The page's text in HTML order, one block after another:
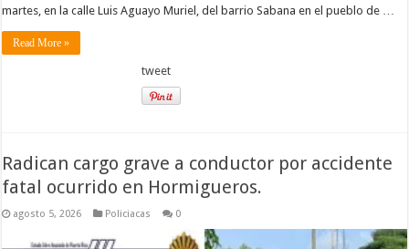
martes, en la calle Luis Aguayo Muriel, del barrio Sabana en el pueblo de …
Read More »
tweet
Radican cargo grave a conductor por accidente
fatal ocurrido en Hormigueros.
agosto 5, 2026 Policiacas 0